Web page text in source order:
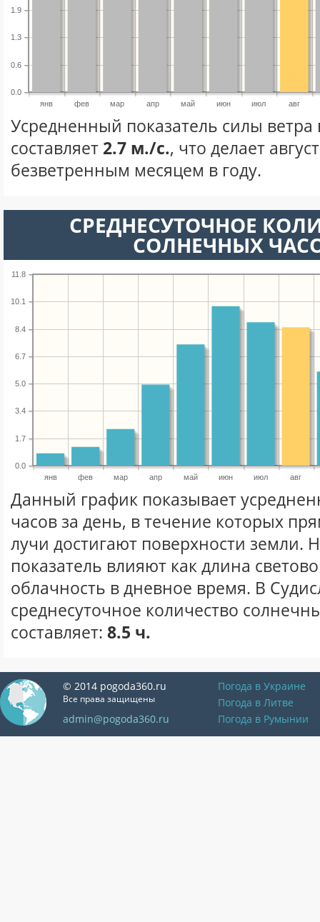
янв фев мар апр май июн июл авг
0.0
0.6
1.3
1.9
Усредненный показатель силы ветра
составляет 2.7 м./с., что делает
безветренным месяцем в году.
СРЕДНЕСУТОЧНОЕ
СОЛНЕЧНЫХ
янв фев мар апр май июн июл авг
0.0
1.7
3.4
5.0
6.7
8.4
10.1
11.8
Данный график показывает
часов за день, в течение которых
лучи достигают поверхности земли.
показатель влияют как длина
облачность в дневное время. В
среднесуточное количество
составляет: 8.5 ч.
© 2014 pogoda360.ru
Все права защищены
admin@pogoda360.ru
Погода в Украине
Погода в Литве
Погода в Румынии